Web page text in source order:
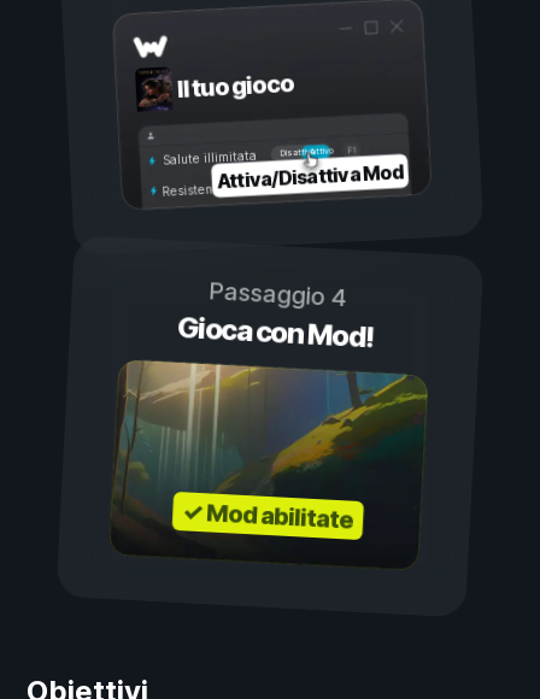
Il tuo gioco
Attivo
Disattivo
Salute illimitata
Resistenza illimitata
Attiva/Disattiva Mod
Passaggio 4
Gioca con Mod!
✓ Mod abilitate
Obiettivi